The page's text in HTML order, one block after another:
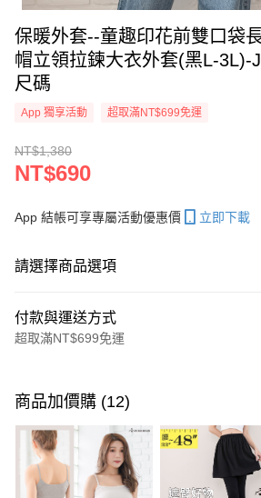
保暖外套--童趣印花前雙口袋
帽立領拉鍊大衣外套(黑L-3L)-
尺碼
App 獨享活動 超取滿NT$699免運
NT$1,380
NT$690
App 結帳可享專屬活動優惠價 立即下載
請選擇商品選項
付款與運送方式
超取滿NT$699免運
信用卡一次付款
超商取貨付款
LINE Pay
商品加價購 (12)